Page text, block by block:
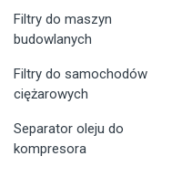
Filtry do maszyn
budowlanych
Filtry do samochodów
ciężarowych
Separator oleju do
kompresora